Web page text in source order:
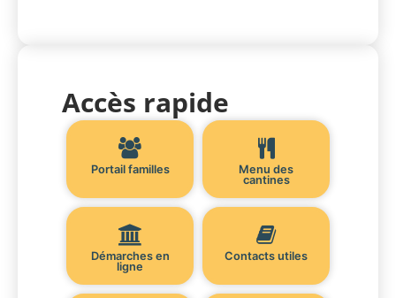
Accès rapide
Portail familles
Menu des
cantines
Démarches en
ligne
Contacts utiles